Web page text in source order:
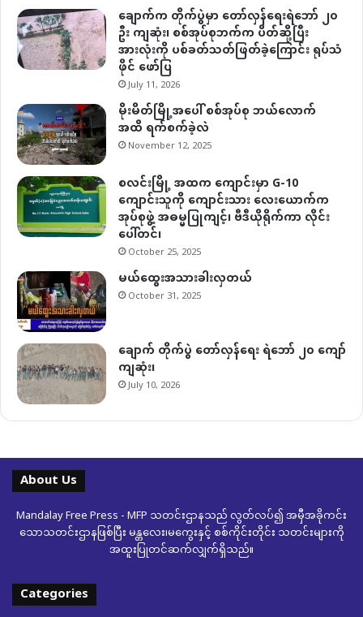
ချောက်က တိုက်ပွဲမှာ တော်လှန်ရေးရဲဘော် ၂၀
ဦး ကျဆုံး၊ စစ်အုပ်စုဘက်က ပိတ်ဆို့ပြီး
အားလုံးကို ပစ်ခတ်သတ်ဖြတ်ခဲ့ကြောင်း ရုပ်သံ
ဖိုင် ဖော်ပြ
July 11, 2026
မိုးမိတ်မြို့အပေါ် စစ်အုပ်စု ဘယ်လောက်
အထိ ရက်စက်ခဲ့လဲ
November 12, 2025
စလင်းမြို့ အထက ကျောင်းမှာ G-10
ကျောင်းသူကို ကျောင်းသား လေးယောက်က
အုပ်စုဖွဲ့ အဓမ္မပြုကျင့်၊ ဗီဒီယိုရိုက်ကာ လိုင်း
ပေါ်တင်၊
October 25, 2025
မယ်ထွေးအသားခါးလှတယ်
October 31, 2025
ချောက် တိုက်ပွဲ တော်လှန်ရေး ရဲဘော် ၂၀ ကျော်
ကျဆုံး၊
July 10, 2026
About Us
Mandalay Free Press - MFP သတင်းဌာနသည် လွတ်လပ်၍ အမှီအခိုကင်း
သောသတင်းဌာနဖြစ်ပြီး မန္တလေး၊မကွေးနှင့် စစ်ကိုင်းတိုင်း သတင်းများကို
အထူးပြုတင်ဆက်လျှက်ရှိသည်။
Categories